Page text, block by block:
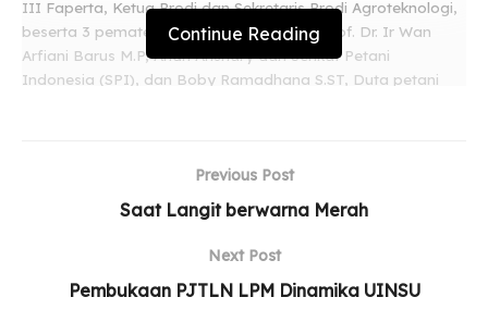
III Faperta, Ketua Prodi dan Sekretaris Prodi Agroteknologi,
beserta 3 pemateri seminar yaitu, Assoc. Prof. Dr. Ir Wan
Arfiani Barus M.P, Andri Anshary dari Serikat Petani
Indonesia (SPI), dan Boby Ramadhana S.ST, Duta petani
Yayasan STIKes Indah Medan Resmi Diserahkan
Continue Reading
Previous Post
Saat Langit berwarna Merah
Next Post
Pembukaan PJTLN LPM Dinamika UINSU